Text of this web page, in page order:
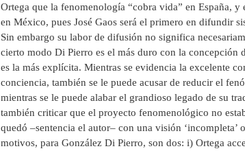
Ortega que la fenomenología “cobra vida” en España, y
en México, pues José Gaos será el primero en difundir
Sin embargo su labor de difusión no significa
cierto modo Di Pierro es el más duro con la concepción
es la más explícita. Mientras se evidencia la excelente
conciencia, también se le puede acusar de reducir el
mientras se le puede alabar el grandioso legado de su
también criticar que el proyecto fenomenológico no
quedó –sentencia el autor– con una visión
motivos, para González Di Pierro, son dos: i) Ortega